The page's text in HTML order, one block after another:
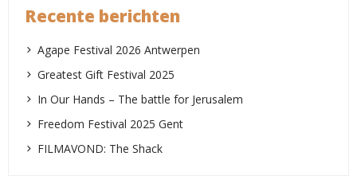
Recente berichten
Agape Festival 2026 Antwerpen
Greatest Gift Festival 2025
In Our Hands – The battle for Jerusalem
Freedom Festival 2025 Gent
FILMAVOND: The Shack